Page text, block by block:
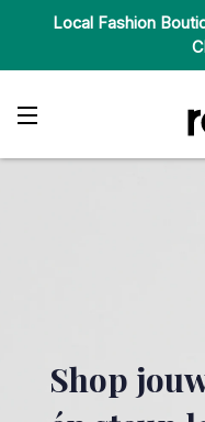
Local Fashion
Shop